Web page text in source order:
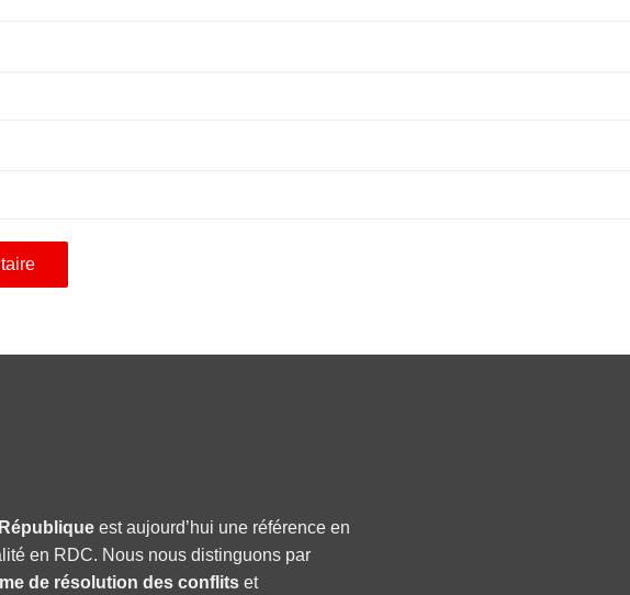
est aujourd’hui une référence en
en RDC. Nous nous distinguons par
de résolution des conflits et